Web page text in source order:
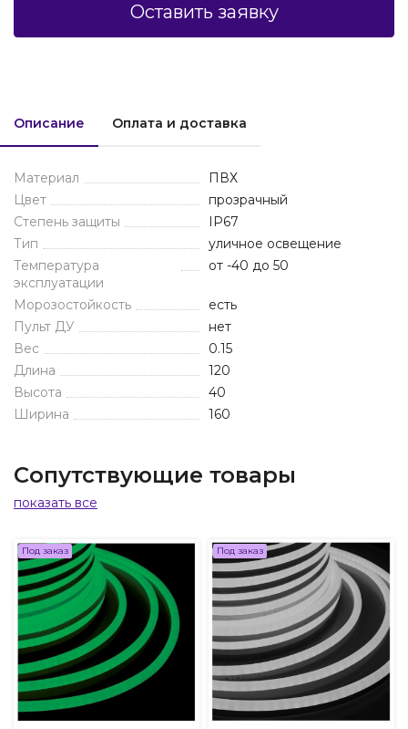
Оставить заявку
Описание Оплата и доставка
Материал
ПВХ
Цвет
прозрачный
Степень защиты
IP67
Тип
уличное освещение
Температура
эксплуатации
от -40 до 50
Морозостойкость
есть
Пульт ДУ
нет
Вес
0.15
Длина
120
Высота
40
Ширина
160
Сопутствующие товары
показать все
Под заказ Под заказ